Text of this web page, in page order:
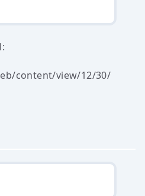
content/view/12/30/